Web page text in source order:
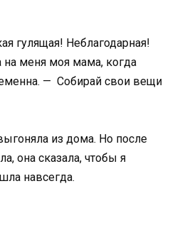
гулящая! Неблагодарная!
меня моя мама, когда
— Собирай свои вещи
из дома. Но после
она сказала, чтобы я
навсегда.